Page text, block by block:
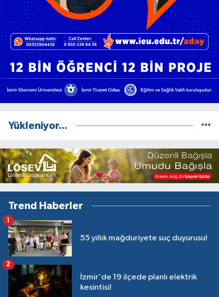
Yükleniyor...
Trend Haberler
55 yıllık mağduriyete suç duyurusu!
1
İzmir'de 19 ilçede planlı elektrik
kesintisi!
2